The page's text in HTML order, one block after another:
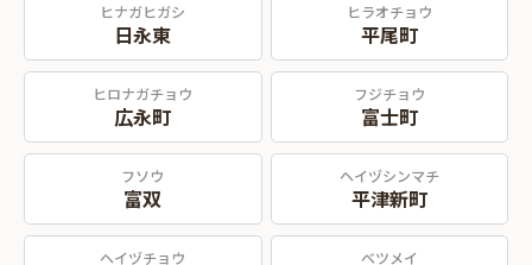
ヒナガヒガシ
日永東
ヒラオチョウ
平尾町
ヒロナガチョウ
広永町
フジチョウ
富士町
フソウ
富双
ヘイヅシンマチ
平津新町
ヘイヅチョウ ベツメイ